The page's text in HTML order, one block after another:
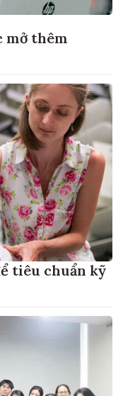
mở thêm
tiêu chuẩn kỹ